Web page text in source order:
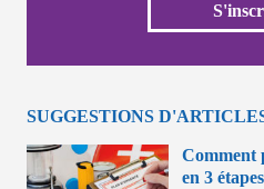
SUGGESTIONS
Comment
en 3 étapes